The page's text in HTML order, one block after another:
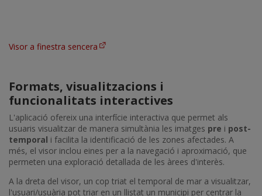
Visor a finestra sencera
Formats, visualitzacions i
funcionalitats interactives
L'aplicació ofereix una interfície interactiva que permet als
usuaris visualitzar de manera simultània les imatges pre i post-
temporal i facilita la identificació de les zones afectades. A
més, el visor inclou eines per a la navegació i aproximació, que
permeten una exploració detallada de les àrees d'interès.
A la dreta del visor, un cop triat el temporal de mar a visualitzar,
l'usuari/usuària pot triar en un llistat un municipi per centrar la